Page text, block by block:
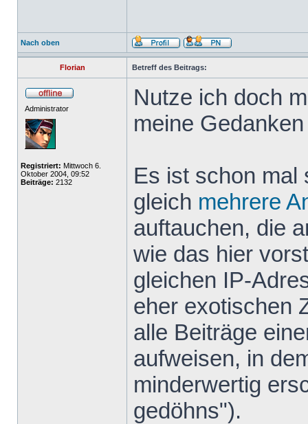
Nach oben
Florian Betreff des Beitrags:
Administrator
Registriert: Mittwoch 6.
Oktober 2004, 09:52
Beiträge: 2132
Nutze ich doch
meine
Es ist schon mal
gleich mehrere
auftauchen, die
wie das hier
gleichen IP-
eher exotischen
alle Beiträge
aufweisen, in
minderwertig
gedöhns").